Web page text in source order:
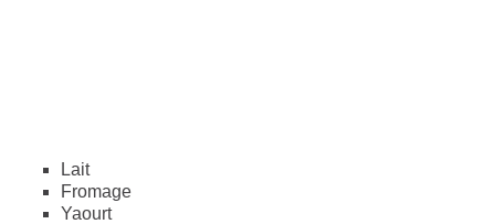
Lait
Fromage
Yaourt